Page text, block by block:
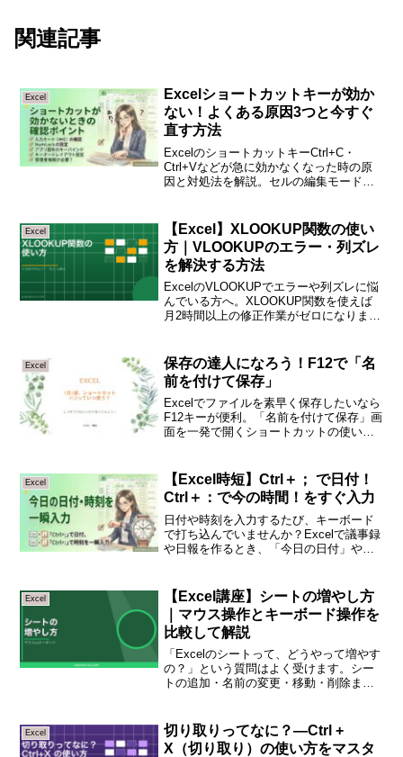
関連記事
Excel
Excelショートカットキーが効か
ない！よくある原因3つと今すぐ
直す方法
ExcelのショートカットキーCtrl+C・
Ctrl+Vなどが急に効かなくなった時の原
因と対処法を解説。セルの編集モード・
す。
Excel
【Excel】XLOOKUP関数の使い
方｜VLOOKUPのエラー・列ズレ
を解決する方法
ExcelのVLOOKUPでエラーや列ズレに悩
んでいる方へ。XLOOKUP関数を使えば
月2時間以上の修正作業がゼロになりま
Excel
保存の達人になろう！F12で「名
前を付けて保存」
Excelでファイルを素早く保存したいなら
F12キーが便利。「名前を付けて保存」画
面を一発で開くショートカットの使い方
Excel
【Excel時短】Ctrl＋； で日付！
Ctrl＋：で今の時間！をすぐ入力
日付や時刻を入力するたび、キーボード
で打ち込んでいませんか？Excelで議事録
や日報を作るとき、「今日の日付」や
はExcelには、日付と時刻をワンタッチで
入力できるショ...
Excel
【Excel講座】シートの増やし方
｜マウス操作とキーボード操作を
比較して解説
「Excelのシートって、どうやって増やす
の？」という質問はよく受けます。シー
トの追加・名前の変更・移動・削除ま
い分けるとファイルがすっきり整理でき
ます！ 使い方を覚え...
Excel
切り取りってなに？―Ctrl +
X（切り取り）の使い方をマスタ